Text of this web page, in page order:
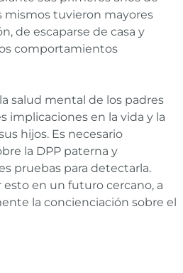
mismos tuvieron mayores
de escaparse de casa y
comportamientos
salud mental de los padres
implicaciones en la vida y la
hijos. Es necesario
la DPP paterna y
pruebas para detectarla.
esto en un futuro cercano, a
la concienciación sobre el